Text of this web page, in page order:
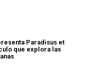
Paradisus et
que explora las